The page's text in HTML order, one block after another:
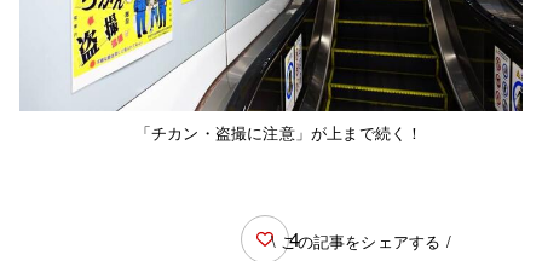
「チカン・盗撮に注意」が上まで続く！
4
\ この記事をシェアする /